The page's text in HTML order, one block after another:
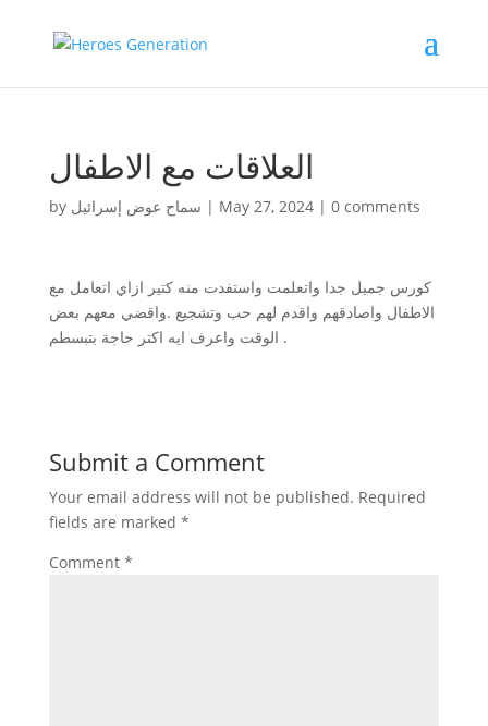
العلاقات مع الاطفال
by سماح عوض إسرائيل | May 27, 2024| 0 comments
كورس جميل جدا واتعلمت واستفدت منه كتير ازاي اتعامل مع
الاطفال واصادقهم واقدم لهم حب وتشجيع .واقضي معهم بعض
الوقت واعرف ايه اكتر حاجة بتبسطم .
Submit a Comment
Your email address will not be published. Required
fields are marked *
Comment *